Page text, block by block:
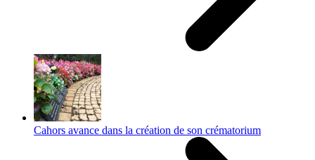
Cahors avance dans la création de son crématorium